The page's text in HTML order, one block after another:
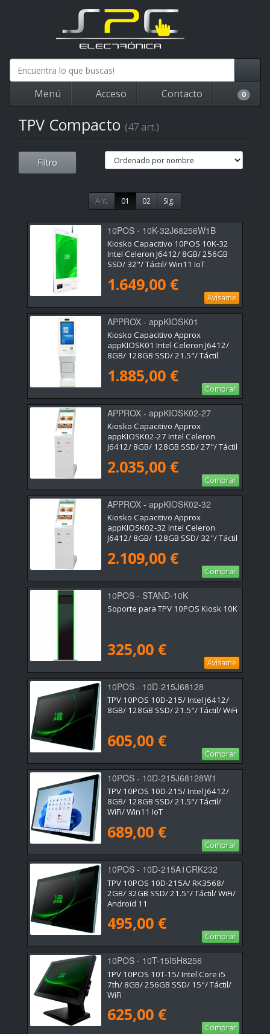
Menú Acceso Contacto 0
TPV Compacto (47 art.)
Filtro
Ant. 01 02 Sig.
10POS - 10K-32J68256W1B
Kiosko Capacitivo 10POS 10K-32
Intel Celeron J6412/ 8GB/ 256GB
SSD/ 32"/ Táctil/ Win11 IoT
1.649,00 €
Avísame
APPROX - appKIOSK01
Kiosko Capacitivo Approx
appKIOSK01 Intel Celeron J6412/
8GB/ 128GB SSD/ 21.5"/ Táctil
1.885,00 €
Comprar
APPROX - appKIOSK02-27
Kiosko Capacitivo Approx
appKIOSK02-27 Intel Celeron
J6412/ 8GB/ 128GB SSD/ 27"/ Táctil
2.035,00 €
Comprar
APPROX - appKIOSK02-32
Kiosko Capacitivo Approx
appKIOSK02-32 Intel Celeron
J6412/ 8GB/ 128GB SSD/ 32"/ Táctil
2.109,00 €
Comprar
10POS - STAND-10K
Soporte para TPV 10POS Kiosk 10K
325,00 €
Avísame
10POS - 10D-215J68128
TPV 10POS 10D-215/ Intel J6412/
8GB/ 128GB SSD/ 21.5"/ Táctil/ WiFi
605,00 €
Comprar
10POS - 10D-215J68128W1
TPV 10POS 10D-215/ Intel J6412/
8GB/ 128GB SSD/ 21.5"/ Táctil/
WiFi/ Win11 IoT
689,00 €
Comprar
10POS - 10D-215A1CRK232
TPV 10POS 10D-215A/ RK3568/
2GB/ 32GB SSD/ 21.5"/ Táctil/ WiFi/
Android 11
495,00 €
Comprar
10POS - 10T-15I5H8256
TPV 10POS 10T-15/ Intel Core i5
7th/ 8GB/ 256GB SSD/ 15"/ Táctil/
WiFi
625,00 €
Comprar